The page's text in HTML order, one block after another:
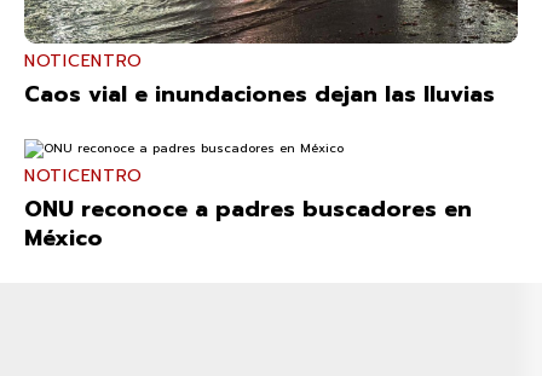
NOTICENTRO
Caos vial e inundaciones dejan las lluvias
NOTICENTRO
ONU reconoce a padres buscadores en
México